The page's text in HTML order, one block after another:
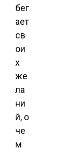
бег
ает
св
ои
х
же
ла
ни
й, о
че
м